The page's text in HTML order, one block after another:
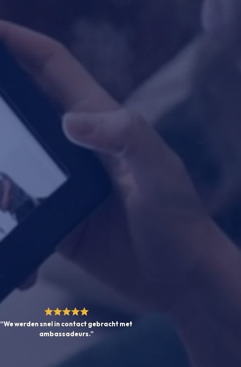
“We werden snel in contact gebracht met
ambassadeurs.”